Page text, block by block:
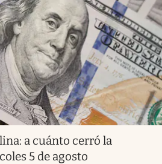
a cuánto cerró la
5 de agosto